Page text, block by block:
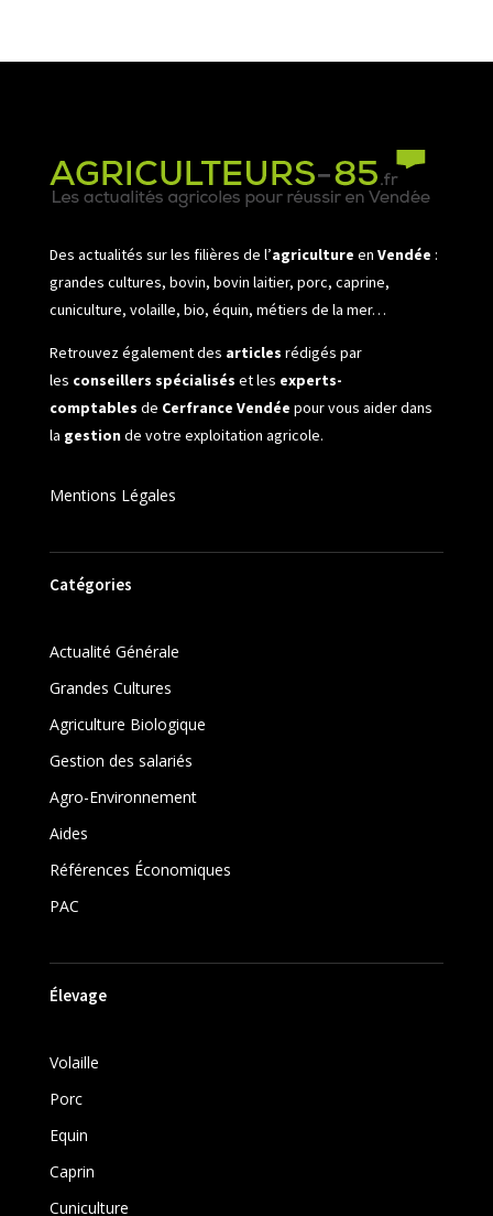
Des actualités sur les filières de l’agriculture en Vendée :
grandes cultures, bovin, bovin laitier, porc, caprine,
cuniculture, volaille, bio, équin, métiers de la mer…
Retrouvez également des articles rédigés par
les conseillers spécialisés et les experts-
comptables de Cerfrance Vendée pour vous aider dans
la gestionde votre exploitation agricole.
Mentions Légales
Catégories
Actualité Générale
Grandes Cultures
Agriculture Biologique
Gestion des salariés
Agro-Environnement
Aides
Références Économiques
PAC
Élevage
Volaille
Porc
Equin
Caprin
Cuniculture